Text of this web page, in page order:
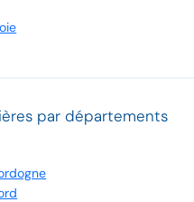
par départements